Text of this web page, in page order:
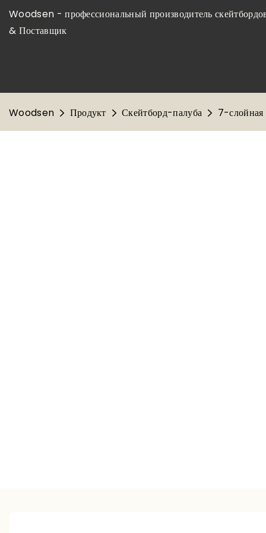
Woodsen - профессиональный производитель
& Поставщик
Woodsen Продукт Скейтборд-палуба 7-слойная